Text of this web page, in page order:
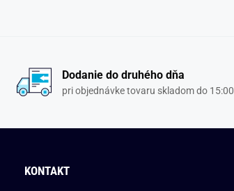
Dodanie do druhého dňa
pri objednávke tovaru skladom do 15:00
KONTAKT